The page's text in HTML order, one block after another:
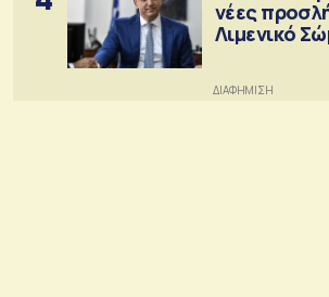
νέες
Λιμενικό